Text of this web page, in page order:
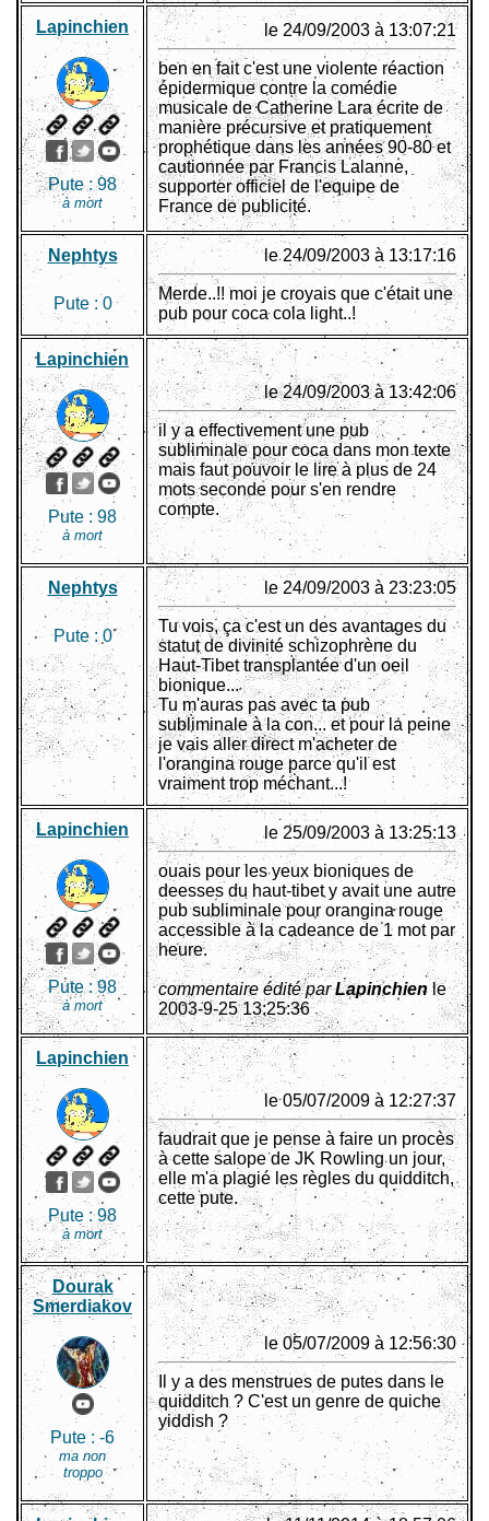
Lapinchien
Pute :98
à mort
le 24/09/2003 à 13:07:21
ben en fait c'est une violente réaction
épidermique contre la comédie
musicale de Catherine Lara écrite de
manière précursive et pratiquement
prophétique dans les années 90-80 et
cautionnée par Francis Lalanne,
supporter officiel de l'equipe de
France de publicité.
Nephtys
Pute : 0
le 24/09/2003 à 13:17:16
Merde..!! moi je croyais que c'était une
pub pour coca cola light..!
Lapinchien
Pute : 98
à mort
le 24/09/2003 à 13:42:06
il y a effectivement une pub
subliminale pour coca dans mon texte
mais faut pouvoir le lire à plus de 24
mots seconde pour s'en rendre
compte.
Nephtys
Pute : 0
le 24/09/2003 à 23:23:05
Tu vois, ça c'est un des avantages du
statut de divinité schizophrène du
Haut-Tibet transplantée d'un oeil
bionique...
Tu m'auras pas avec ta pub
subliminale à la con... et pour la peine
je vais aller direct m'acheter de
l'orangina rouge parce qu'il est
vraiment trop méchant...!
Lapinchien
Pute : 98
à mort
le 25/09/2003 à 13:25:13
ouais pour les yeux bioniques de
deesses du haut-tibet y avait une autre
pub subliminale pour orangina rouge
accessible à la cadeance de 1 mot par
heure.
commentaire édité parLapinchien le
2003-9-25 13:25:36
Lapinchien
Pute :98
à mort
le 05/07/2009 à 12:27:37
faudrait que je pense à faire un procès
à cette salope de JK Rowling un jour,
elle m'a plagié les règles du quidditch,
cette pute.
Dourak
Smerdiakov
Pute : -6
ma non
troppo
le 05/07/2009 à 12:56:30
Il y a des menstrues de putes dans le
quidditch ? C'est un genre de quiche
yiddish ?